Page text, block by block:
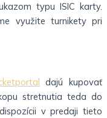
typu ISIC karty.
využite turnikety pri
dajú kupovať
stretnutia teda do
v predaji tieto